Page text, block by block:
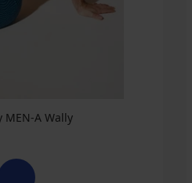
MEN-A Wally